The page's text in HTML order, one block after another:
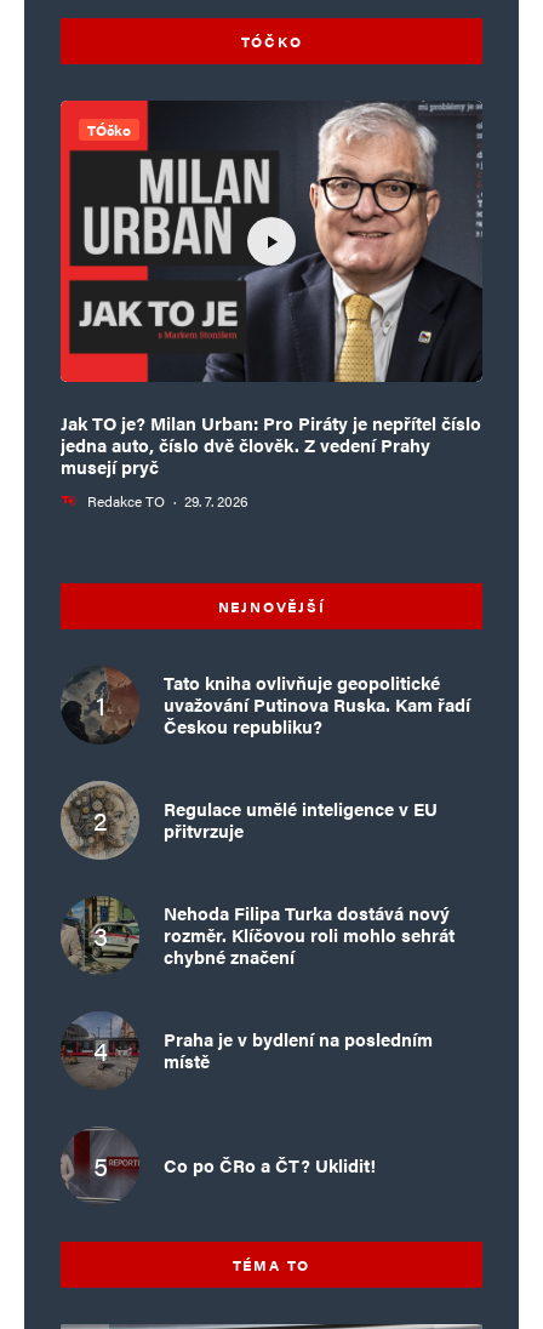
TÓČKO
TÓčko
Jak TO je? Milan Urban: Pro Piráty je nepřítel číslo
jedna auto, číslo dvě člověk. Z vedení Prahy
musejí pryč
Redakce TO · 29. 7. 2026
NEJNOVĚJŠÍ
Tato kniha ovlivňuje geopolitické
uvažování Putinova Ruska. Kam řadí
Českou republiku?
Regulace umělé inteligence v EU
přitvrzuje
Nehoda Filipa Turka dostává nový
rozměr. Klíčovou roli mohlo sehrát
chybné značení
Praha je v bydlení na posledním
místě
Co po ČRo a ČT? Uklidit!
TÉMA TO